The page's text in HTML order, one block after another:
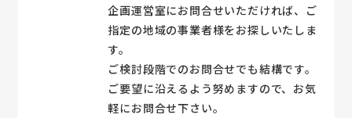
に向けたマーケティングとビジネス戦略
の支援 量産体制の構築と供給チェーン
の最適化
企画運営室にお問合せいただければ、ご
指定の地域の事業者様をお探しいたしま
す。
ご検討段階でのお問合せでも結構です。
ご要望に沿えるよう努めますので、お気
軽にお問合せ下さい。